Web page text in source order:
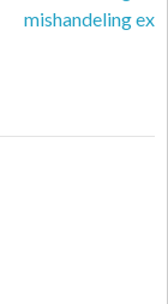
mishandeling ex